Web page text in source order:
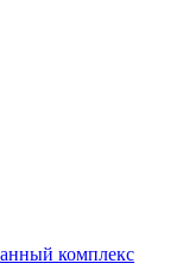
комплекс